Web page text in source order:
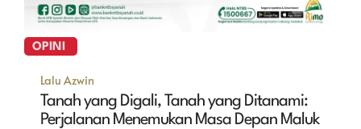
OPINI
Lalu Azwin
Tanah yang Digali, Tanah yang Ditanami:
Perjalanan Menemukan Masa Depan Maluk